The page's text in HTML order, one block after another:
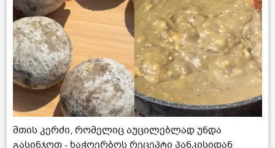
მთის კერძი, რომელიც აუცილებლად უნდა
გასინჯოთ - ხაჭოერბოს რეცეპტი პანკისიდან